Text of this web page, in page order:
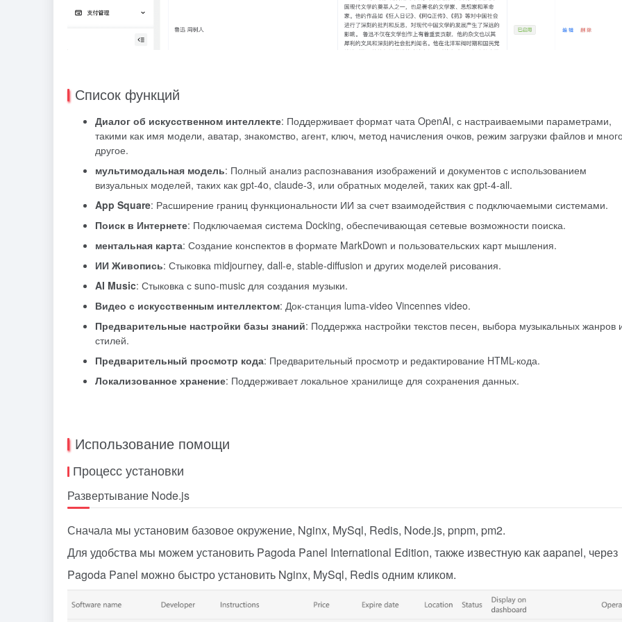
Список функций
Диалог об искусственном интеллекте: Поддерживает формат чата OpenAI, с настраиваемыми параметрами,
такими как имя модели, аватар, знакомство, агент, ключ, метод начисления очков, режим загрузки файлов и
другое.
мультимодальная модель: Полный анализ распознавания изображений и документов с использованием
визуальных моделей, таких как gpt-4o, claude-3, или обратных моделей, таких как gpt-4-all.
App Square: Расширение границ функциональности ИИ за счет взаимодействия с подключаемыми системами.
Поиск в Интернете: Подключаемая система Docking, обеспечивающая сетевые возможности поиска.
ментальная карта: Создание конспектов в формате MarkDown и пользовательских карт мышления.
ИИ Живопись: Стыковка midjourney, dall-e, stable-diffusion и других моделей рисования.
AI Music: Стыковка с suno-music для создания музыки.
Видео с искусственным интеллектом: Док-станция luma-video Vincennes video.
Предварительные настройки базы знаний: Поддержка настройки текстов песен, выбора музыкальных жанров
стилей.
Предварительный просмотр кода: Предварительный просмотр и редактирование HTML-кода.
Локализованное хранение: Поддерживает локальное хранилище для сохранения данных.
Использование помощи
Процесс установки
Развертывание Node.js
Сначала мы установим базовое окружение, Nginx, MySql, Redis, Node.js, pnpm, pm2.
Для удобства мы можем установить Pagoda Panel International Edition, также известную как aapanel, через
Pagoda Panel можно быстро установить Nginx, MySql, Redis одним кликом.